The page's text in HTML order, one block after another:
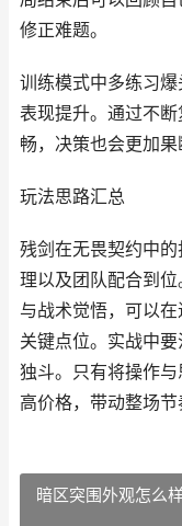
修正难题。
训练模式中多练习
表现提升。通过不
畅，决策也会更加果
玩法思路汇总
残剑在无畏契约中
理以及团队配合到
与战术觉悟，可以
关键点位。实战中
独斗。只有将操作
高价格，带动整场节
暗区突围外观怎么